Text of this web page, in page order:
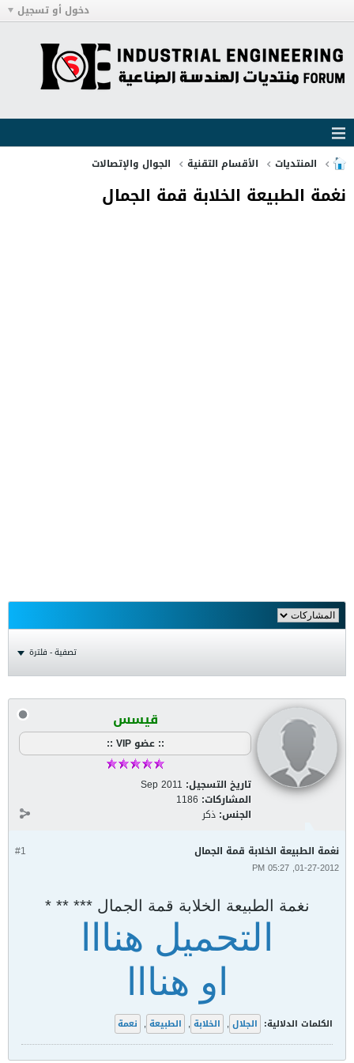
دخول أو تسجيل
المنتديات الأقسام التقنية الجوال والإتصالات
نغمة الطبيعة الخلابة قمة الجمال
تصفية - فلترة
قيسس
:: عضو VIP ::
تاريخ التسجيل: Sep 2011
المشاركات: 1186
الجنس: ذكر
#1 نغمة الطبيعة الخلابة قمة الجمال
01-27-2012, 05:27 PM
نغمة الطبيعة الخلابة قمة الجمال *** ** *
التحميل هنااا
او هنااا
الكلمات الدلالية: الجلال , الخلابة , الطبيعة , نعمة